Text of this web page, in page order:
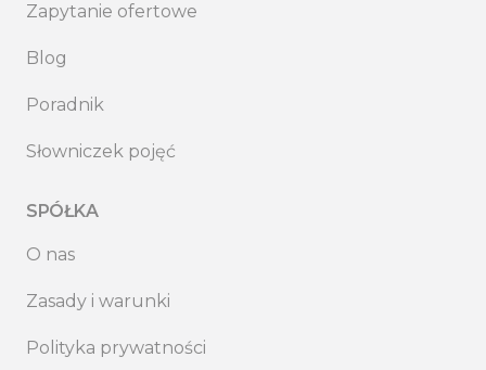
Zapytanie ofertowe
Blog
Poradnik
Słowniczek pojęć
SPÓŁKA
O nas
Zasady i warunki
Polityka prywatności